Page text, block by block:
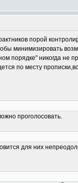
порой
минимизировать
порядке" никогда не
по месту
проголосовать.
для них